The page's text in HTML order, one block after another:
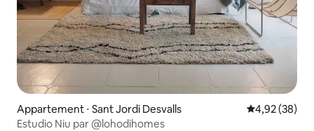
Appartement ⋅ Sant Jordi Desvalls Évaluation
4,92 (38)
Estudio Niu par @lohodihomes